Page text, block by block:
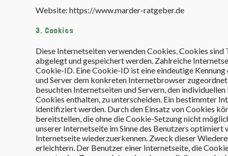
Website: https://www.marder-ratgeber.de
3. Cookies
Diese Internetseiten verwenden Cookies. Cookies
abgelegt und gespeichert werden. Zahlreiche
Cookie-ID. Eine Cookie-ID ist eine eindeutige
und Server dem konkreten Internetbrowser
besuchten Internetseiten und Servern, den
Cookies enthalten, zu unterscheiden. Ein bestimmter
identifiziert werden. Durch den Einsatz von Cookies
bereitstellen, die ohne die Cookie-Setzung nicht
unserer Internetseite im Sinne des Benutzers
Internetseite wiederzuerkennen. Zweck dieser
erleichtern. Der Benutzer einer Internetseite, die